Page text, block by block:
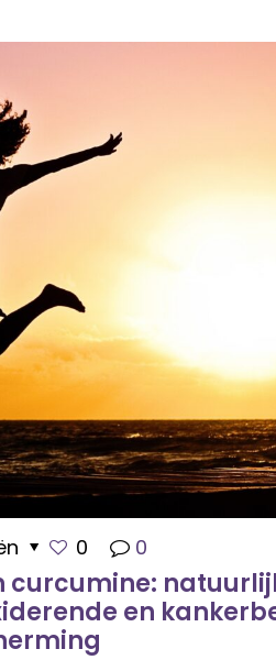
0 0
curcumine:
en